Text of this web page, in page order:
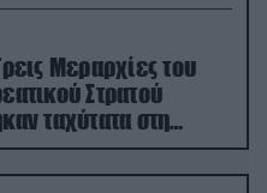
Μεραρχίες του
Στρατού
ταχύτατα στη